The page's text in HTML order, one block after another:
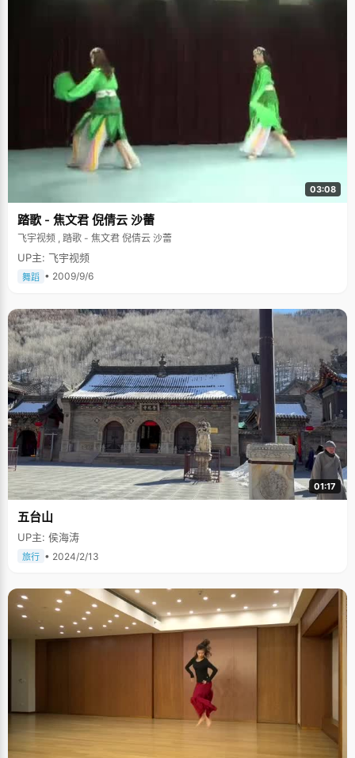
03:08
踏歌 - 焦文君 倪倩云 沙蕾
飞宇视频 , 踏歌 - 焦文君 倪倩云 沙蕾
UP主: 飞宇视频
舞蹈 • 2009/9/6
01:17
五台山
UP主: 侯海涛
旅行 • 2024/2/13